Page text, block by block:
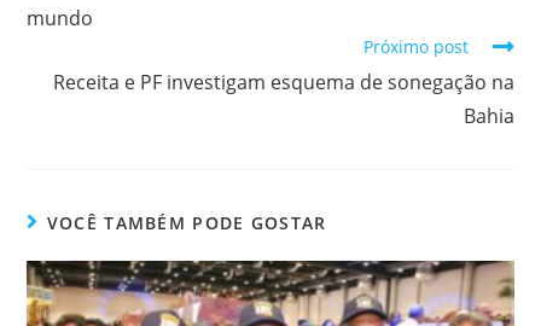
mundo
Próximo post
Receita e PF investigam esquema de sonegação na
Bahia
VOCÊ TAMBÉM PODE GOSTAR